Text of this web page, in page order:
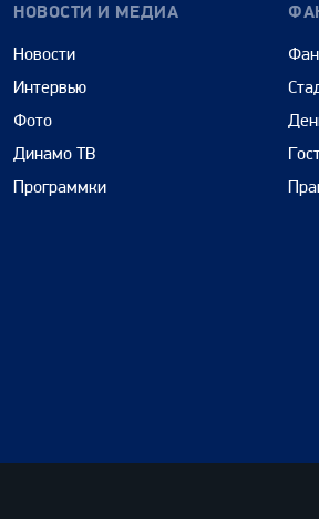
НОВОСТИ И МЕДИА
Новости
Интервью
Фото
Динамо ТВ
Программки